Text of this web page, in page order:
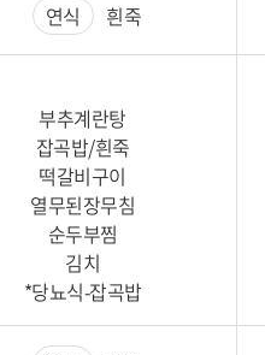
연식 흰죽
부추계란탕
잡곡밥/흰죽
떡갈비구이
열무된장무침
순두부찜
김치
*당뇨식-잡곡밥